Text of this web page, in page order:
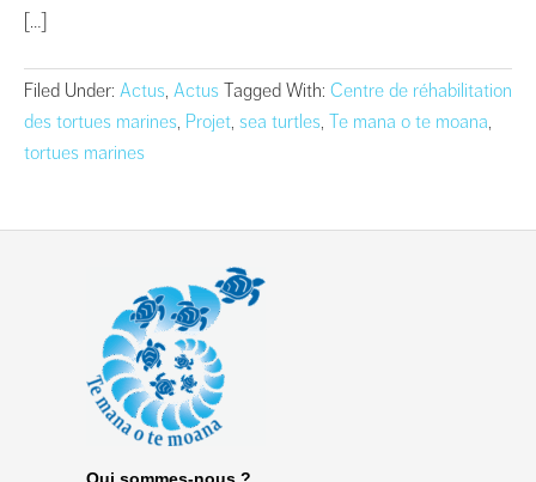
[…]
Filed Under: Actus, Actus Tagged With: Centre de réhabilitation
des tortues marines, Projet, sea turtles, Te mana o te moana,
tortues marines
Qui sommes-nous ?